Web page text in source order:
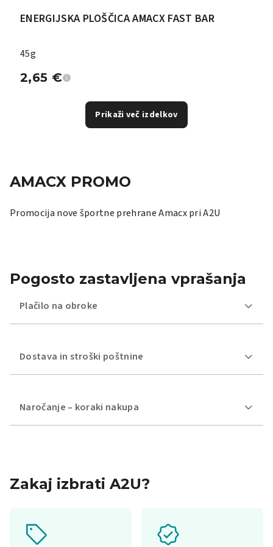
ENERGIJSKA PLOŠČICA AMACX FAST BAR
45g
2,65 €
Prikaži več izdelkov
AMACX PROMO
Promocija nove športne prehrane Amacx pri A2U
Pogosto zastavljena vprašanja
Plačilo na obroke
Dostava in stroški poštnine
Naročanje – koraki nakupa
Zakaj izbrati A2U?